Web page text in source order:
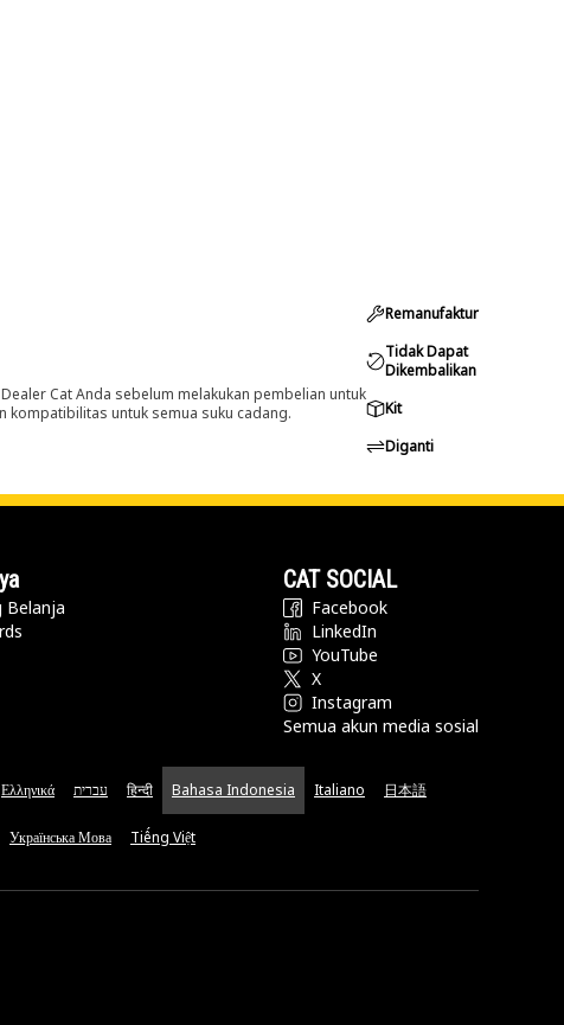
Cat Anda sebelum melakukan pembelian untuk
kompatibilitas untuk semua suku cadang.
Remanufaktur
Tidak Dapat
Dikembalikan
Kit
Diganti
Belanja
CAT SOCIAL
Facebook
LinkedIn
YouTube
X
Instagram
Semua akun media sosial
Ελληνικά עברית हिन्दी Bahasa Indonesia Italiano 日本語
Українська Мова Tiếng Việt